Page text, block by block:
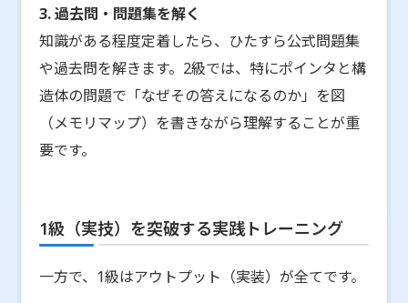
3. 過去問・問題集を解く
知識がある程度定着したら、ひたすら公式問題集
や過去問を解きます。2級では、特にポインタと構
造体の問題で「なぜその答えになるのか」を図
（メモリマップ）を書きながら理解することが重
要です。
1級（実技）を突破する実践トレーニング
一方で、1級はアウトプット（実装）が全てです。